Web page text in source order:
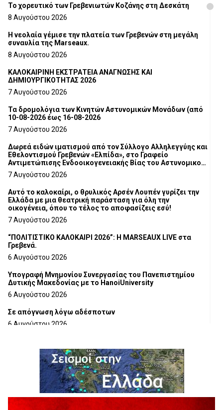
Το χορευτικό των Γρεβενιωτών Κοζάνης στη Δεσκάτη
8 Αυγούστου 2026
Η νεολαία γέμισε την πλατεία των Γρεβενών στη μεγάλη
συναυλία της Marseaux.
8 Αυγούστου 2026
ΚΑΛΟΚΑΙΡΙΝΗ ΕΚΣΤΡΑΤΕΙΑ ΑΝΑΓΝΩΣΗΣ ΚΑΙ
ΔΗΜΙΟΥΡΓΙΚΟΤΗΤΑΣ 2026
7 Αυγούστου 2026
Τα δρομολόγια των Κινητών Αστυνομικών Μονάδων (από
10-08-2026 έως 16-08-2026
7 Αυγούστου 2026
Δωρεά ειδών ιματισμού από τον Σύλλογο Αλληλεγγύης και
Εθελοντισμού Γρεβενών «Ελπίδα», στο Γραφείο
Αντιμετώπισης Ενδοοικογενειακής Βίας του Αστυνομικού
Τμήματος Γρεβενών
7 Αυγούστου 2026
Αυτό το καλοκαίρι, ο θρυλικός Αρσέν Λουπέν γυρίζει την
Ελλάδα με μια θεατρική παράσταση για όλη την
οικογένεια, όπου το τέλος το αποφασίζεις εσύ!
7 Αυγούστου 2026
“ΠΟΛΙΤΙΣΤΙΚΟ ΚΑΛΟΚΑΙΡΙ 2026”: Η MARSEAUX LIVE στα
Γρεβενά.
6 Αυγούστου 2026
Υπογραφή Μνημονίου Συνεργασίας του Πανεπιστημίου
Δυτικής Μακεδονίας με το HanoiUniversity
6 Αυγούστου 2026
Σε απόγνωση λόγω αδέσποτων
6 Αυγούστου 2026
6 Αυγούστου 2026
Ολοκληρώνεται η ασφαλτόστρωση της οδού Περιβόλι –
6 Αυγούστου 2026
H παραδοχή λαθών είναι (και) δύναμη